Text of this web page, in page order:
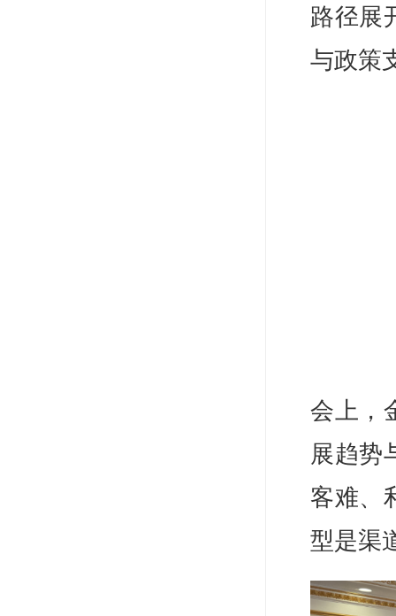
路径展
与政策
会上，
展趋势
客难、
型是渠